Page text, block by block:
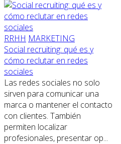
RRHH MARKETING
Social recruiting: qué es y
cómo reclutar en redes
sociales
Las redes sociales no solo
sirven para comunicar una
marca o mantener el contacto
con clientes. También
permiten localizar
profesionales, presentar op...